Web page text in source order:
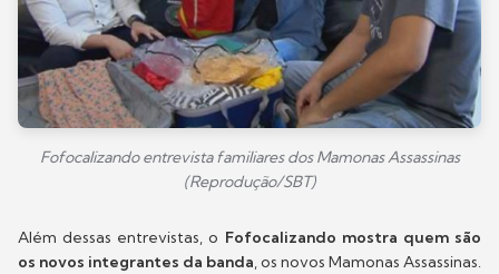
Fofocalizando entrevista familiares dos Mamonas Assassinas
(Reprodução/SBT)
Além dessas entrevistas, o Fofocalizando mostra quem são
os novos integrantes da banda, os novos Mamonas Assassinas.